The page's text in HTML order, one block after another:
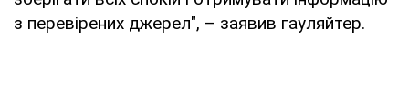
з перевірених джерел", – заявив гауляйтер.